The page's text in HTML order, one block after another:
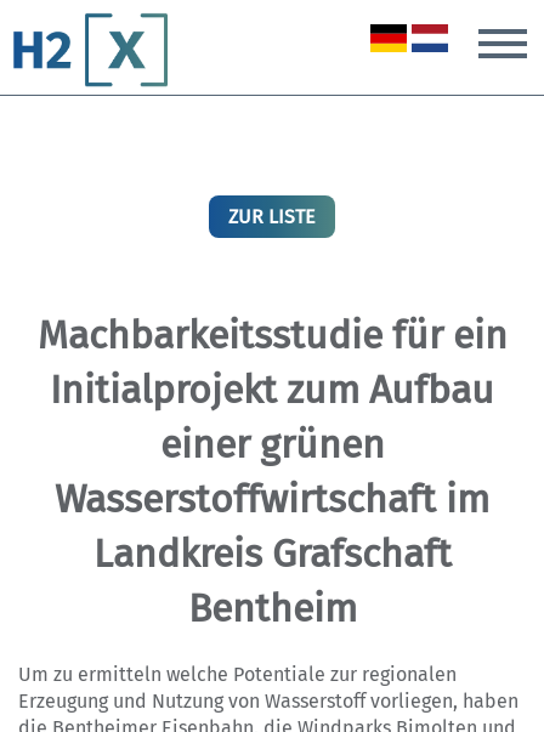
ZUR LISTE
Machbarkeitsstudie für ein
Initialprojekt zum Aufbau
einer grünen
Wasserstoffwirtschaft im
Landkreis Grafschaft
Bentheim
Um zu ermitteln welche Potentiale zur regionalen
Erzeugung und Nutzung von Wasserstoff vorliegen, haben